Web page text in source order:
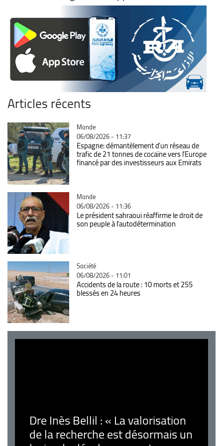
Articles récents
Catégorie
Monde
06/08/2026 - 11:37
Espagne: démantèlement d’un réseau de
trafic de 21 tonnes de cocaïne vers l’Europe
financé par des investisseurs aux Emirats
Catégorie
Monde
06/08/2026 - 11:36
Le président sahraoui réaffirme le droit de
son peuple à l'autodétermination
Catégorie
Société
06/08/2026 - 11:01
Accidents de la route : 10 morts et 255
blessés en 24 heures
Dre Inès Bellil : « La valorisation
de la recherche est désormais un